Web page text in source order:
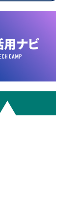
プラットフォ
歴及びその分
びつけた上